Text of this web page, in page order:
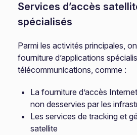
Services d’accès
spécialisés
Parmi les activités principales,
fourniture d’applications
télécommunications, comme :
La fourniture d’accès
non desservies par les
Les services de tracking et
satellite